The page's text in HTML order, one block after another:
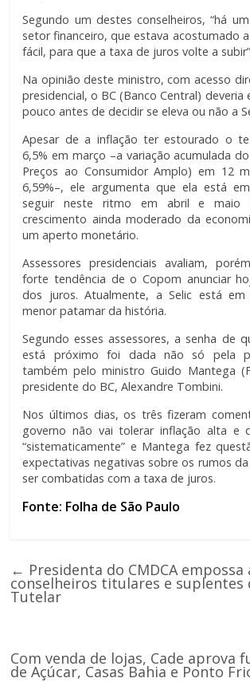
Segundo um destes conselheiros, “há
setor financeiro, que estava acostumado
fácil, para que a taxa de juros volte a
Na opinião deste ministro, com acesso
presidencial, o BC (Banco Central) deveria
pouco antes de decidir se eleva ou não a
Apesar de a inflação ter estourado o
6,5% em março –a variação acumulada
Preços ao Consumidor Amplo) em 12
6,59%–, ele argumenta que ela está
seguir neste ritmo em abril e
crescimento ainda moderado da
um aperto monetário.
Assessores presidenciais avaliam,
forte tendência de o Copom anunciar
dos juros. Atualmente, a Selic está
menor patamar da história.
Segundo esses assessores, a senha de
está próximo foi dada não só pela
também pelo ministro Guido Mantega
presidente do BC, Alexandre Tombini.
Nos últimos dias, os três fizeram
governo não vai tolerar inflação alta e
“sistematicamente” e Mantega fez
expectativas negativas sobre os rumos
ser combatidas com a taxa de juros.
Fonte: Folha de São Paulo
← Presidenta do CMDCA empossa
conselheiros titulares e suplentes
Tutelar
Com venda de lojas, Cade aprova
de Açúcar, Casas Bahia e Ponto